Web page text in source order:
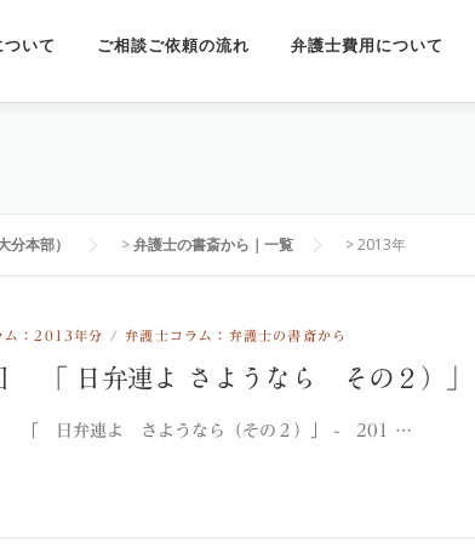
いて ご相談ご依頼の流れ 弁護士費用について
本部） >弁護士の書斎から｜一覧 >2013年
ム：2013年分 /弁護士コラム：弁護士の書斎から
「 日弁連よ さようなら その２）」
「 日弁連よ さようなら（その２）」 - 201 …